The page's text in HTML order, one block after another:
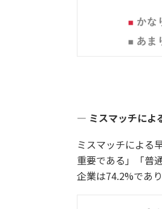
― ミスマッチによ
ミスマッチによる
重要である」「普
企業は74.2%であ